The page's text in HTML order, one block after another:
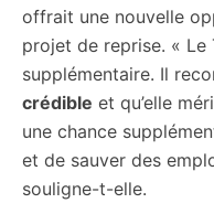
offrait une nouvelle
projet de reprise. « Le
supplémentaire. Il
crédible et qu’elle
une chance
et de sauver des
souligne-t-elle.